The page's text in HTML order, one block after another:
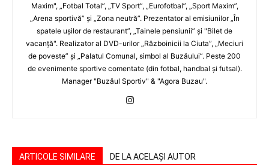
Maxim", „Fotbal Total”, „TV Sport”, „Eurofotbal”, „Sport Maxim”,
„Arena sportivă” şi „Zona neutră”. Prezentator al emisiunilor „În
spatele uşilor de restaurant”, „Tainele pensiunii” şi "Bilet de
vacanţă". Realizator al DVD-urilor „Războinicii la Ciuta”, „Meciuri
de poveste” şi „Palatul Comunal, simbol al Buzăului”. Peste 200
de evenimente sportive comentate (din fotbal, handbal şi futsal).
Manager "Buzăul Sportiv" & "Agora Buzau".
ARTICOLE SIMILARE DE LA ACELAȘI AUTOR